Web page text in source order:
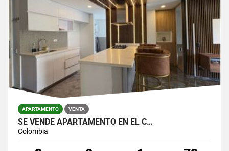
APARTAMENTO VENTA
SE VENDE APARTAMENTO EN EL C…
Colombia